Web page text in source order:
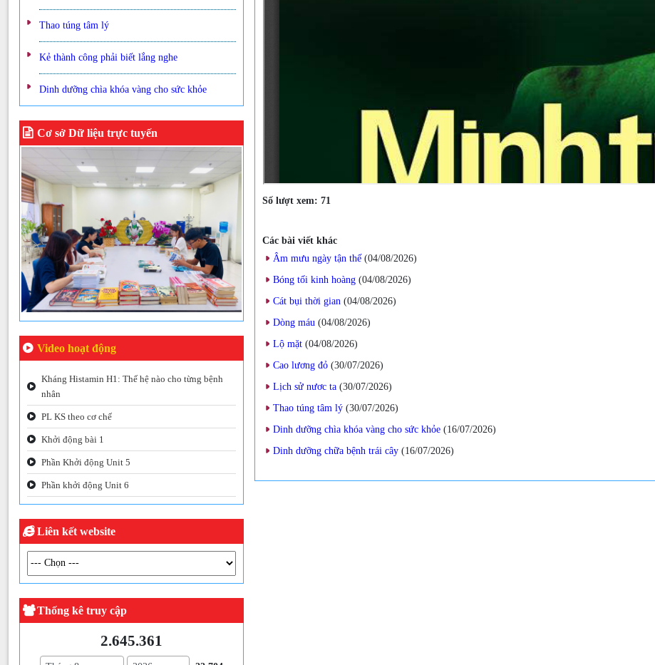
Thao túng tâm lý
Kẻ thành công phải biết lắng nghe
Dinh dưỡng chìa khóa vàng cho sức khỏe
Cơ sở Dữ liệu trực tuyến
Video hoạt động
Kháng Histamin H1: Thế hệ nào cho từng bệnh
nhân
PL KS theo cơ chế
Khởi động bài 1
Phần Khởi động Unit 5
Phần khởi động Unit 6
Liên kết website
Thống kê truy cập
2.645.361
Số lượt xem: 71
Các bài viết khác
Âm mưu ngày tận thế (04/08/2026)
Bóng tối kinh hoàng (04/08/2026)
Cát bụi thời gian (04/08/2026)
Dòng máu (04/08/2026)
Lộ mặt (04/08/2026)
Cao lương đỏ (30/07/2026)
Lịch sử nươc ta (30/07/2026)
Thao túng tâm lý (30/07/2026)
Dinh dưỡng chìa khóa vàng cho sức khỏe (16/07/2026)
Dinh dưỡng chữa bệnh trái cây (16/07/2026)